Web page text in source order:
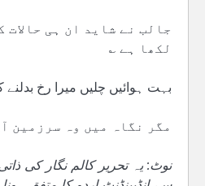
جالب نے شاید ان ہی حالات
لکھا ہے ؎
بہت ہوائیں چلیں میرا رخ بدلنے
مگر نگاہ میں وہ سرزمین
نوٹ: یہ تحریر کالم نگار کی